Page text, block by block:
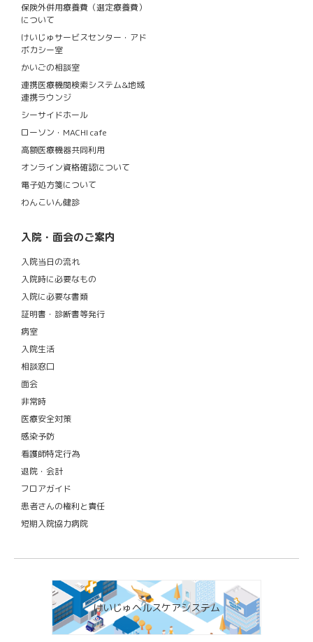
保険外併用療養費（選定療養費）
について
けいじゅサービスセンター・アド
ボカシー室
かいごの相談室
連携医療機関検索システム&地域
連携ラウンジ
シーサイドホール
ローソン・MACHI cafe
高額医療機器共同利用
オンライン資格確認について
電子処方箋について
わんこいん健診
入院・面会のご案内
入院当日の流れ
入院時に必要なもの
入院に必要な書類
証明書・診断書等発行
病室
入院生活
相談窓口
面会
非常時
医療安全対策
感染予防
看護師特定行為
退院・会計
フロアガイド
患者さんの権利と責任
短期入院協力病院
けいじゅヘルスケアシステム